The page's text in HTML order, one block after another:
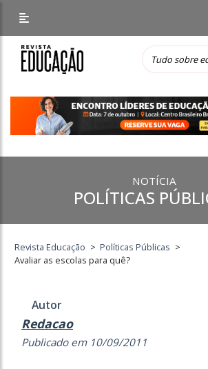
NOTÍCIA
POLÍTICAS
Revista Educação > Políticas Públicas >
Avaliar as escolas para quê?
Autor
Redacao
Publicado em 10/09/2011